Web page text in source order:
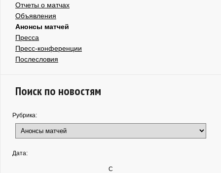
Отчеты о матчах
Объявления
Анонсы матчей
Пресса
Пресс-конференции
Послесловия
Поиск по новостям
Рубрика:
Дата:
С